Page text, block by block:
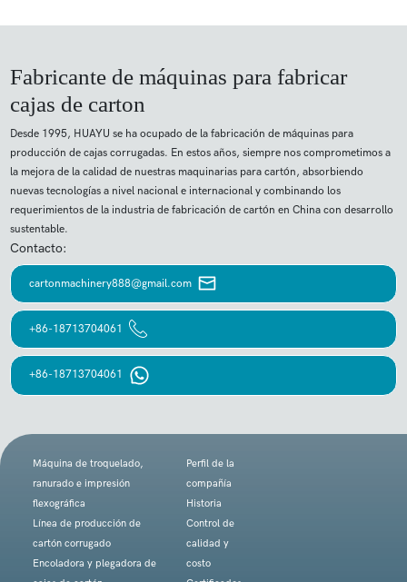
Fabricante de máquinas para fabricar
cajas de carton
Desde 1995, HUAYU se ha ocupado de la fabricación de máquinas para
producción de cajas corrugadas. En estos años, siempre nos comprometimos a
la mejora de la calidad de nuestras maquinarias para cartón, absorbiendo
nuevas tecnologías a nivel nacional e internacional y combinando los
requerimientos de la industria de fabricación de cartón en China con desarrollo
sustentable.
Contacto:
cartonmachinery888@gmail.com
+86-18713704061
+86-18713704061
Máquina de troquelado,
ranurado e impresión
flexográfica
Línea de producción de
cartón corrugado
Encoladora y plegadora de
Perfil de la
compañía
Historia
Control de
calidad y
costo